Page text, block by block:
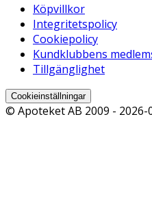
Köpvillkor
Integritetspolicy
Cookiepolicy
Kundklubbens
Tillgänglighet
Cookieinställningar
© Apoteket AB 2009 - 2026-